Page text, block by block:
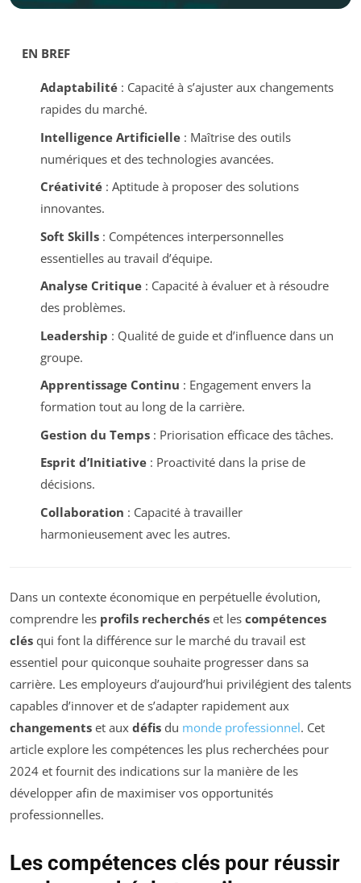
EN BREF
Adaptabilité: Capacité à s’ajuster aux changements
rapides du marché.
Intelligence Artificielle: Maîtrise des outils
numériques et des technologies avancées.
Créativité: Aptitude à proposer des solutions
innovantes.
Soft Skills: Compétences interpersonnelles
essentielles au travail d’équipe.
Analyse Critique: Capacité à évaluer et à résoudre
des problèmes.
Leadership : Qualité de guide et d’influence dans un
groupe.
Apprentissage Continu : Engagement envers la
formation tout au long de la carrière.
Gestion du Temps: Priorisation efficace des tâches.
Esprit d’Initiative: Proactivité dans la prise de
décisions.
Collaboration : Capacité à travailler
harmonieusement avec les autres.
Dans un contexte économique en perpétuelle évolution,
comprendre les profils recherchés et les compétences
clés qui font la différence sur le marché du travail est
essentiel pour quiconque souhaite progresser dans sa
carrière. Les employeurs d’aujourd’hui privilégient des talents
capables d’innover et de s’adapter rapidement aux
changements et aux défis du monde professionnel. Cet
article explore les compétences les plus recherchées pour
2024 et fournit des indications sur la manière de les
développer afin de maximiser vos opportunités
professionnelles.
Les compétences clés pour réussir